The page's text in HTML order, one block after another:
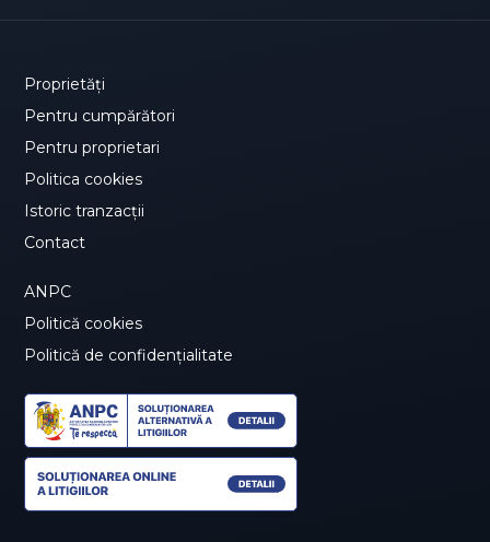
Proprietăți
Pentru cumpărători
Pentru proprietari
Politica cookies
Istoric tranzacții
Contact
ANPC
Politică cookies
Politică de confidențialitate